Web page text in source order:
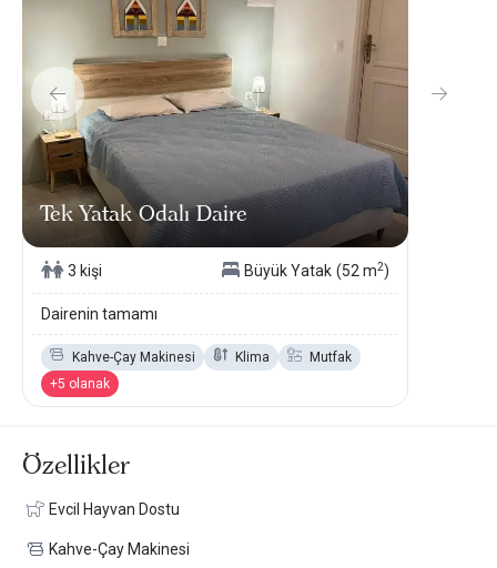
Tek Yatak Odalı Daire
3 kişi Büyük Yatak (52 m2)
Dairenin tamamı
Kahve-Çay Makinesi Klima
Mutfak
+5 olanak
Özellikler
Evcil Hayvan Dostu
Kahve-Çay Makinesi